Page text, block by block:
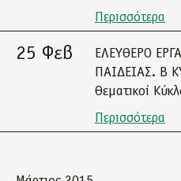
Περισσότερα
25 Φεβ
ΕΛΕΥΘΕΡΟ
ΠΑΙΔΕΙΑΣ. Β
Θεματικοί
Περισσότερα